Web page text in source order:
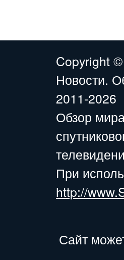
Copyright ©
Новости.
2011-2026
Обзор
При
http://
Сайт